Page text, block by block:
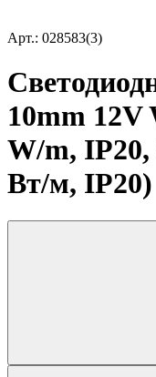
Арт.: 028583(3)
10mm 12V
W/m,
Вт/м, IP20)